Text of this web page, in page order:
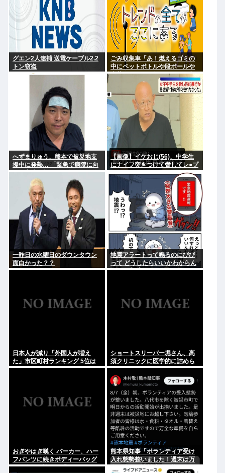
グエン2人逮捕 送電ケーブル2.2
トン窃盗
ごみ収集車「あ！燃えるゴミの
中にペットボトルや段ボールや
中華鍋やドラム缶やテレビが入
ってる！」
へずまりゅう、熊本で被災地支
援中に発熱… 「緊急で病院に向
かい点滴を打ったら楽に」 回復
【画像】イケおじ(56)、中学生
にナイフ突きつけて脅してレ●プ
www
一昨日の水曜日のダウンタウン
面白かった？？
地震アラートって鳴るのにびび
って どうしたらいいかわからん
よな(ヽ´ん`)
日本人が減り「外国人が増え
た」市区町村ランキング 5位は
埼玉県川口市、4位京都市
ショートスリーパー堀さん、高
須クリニックに医学的に詰めら
れてガチ切れwww
おぎやはぎ嘆く パーカー、ハー
フパンツに続きボディーバッグ
も”ダサい”論争に「なんでおじ
熊本県知事「ボランティア受け
入れ態勢整いました！週末は万
全な準備で被災地へお越しくだ